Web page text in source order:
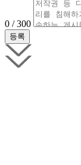
0 / 300